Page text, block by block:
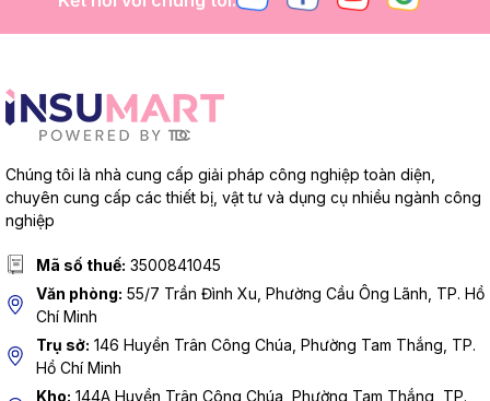
Chúng tôi là nhà cung cấp giải pháp công nghiệp toàn diện,
chuyên cung cấp các thiết bị, vật tư và dụng cụ nhiều ngành công
nghiệp
Mã số thuế: 3500841045
Văn phòng: 55/7 Trần Đình Xu, Phường Cầu Ông Lãnh, TP. Hồ
Chí Minh
Trụ sở: 146 Huyền Trân Công Chúa, Phường Tam Thắng, TP.
Hồ Chí Minh
Kho: 144A Huyền Trân Công Chúa, Phường Tam Thắng, TP.